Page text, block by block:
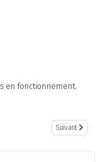
en fonctionnement.
Article suivant :
Suivant